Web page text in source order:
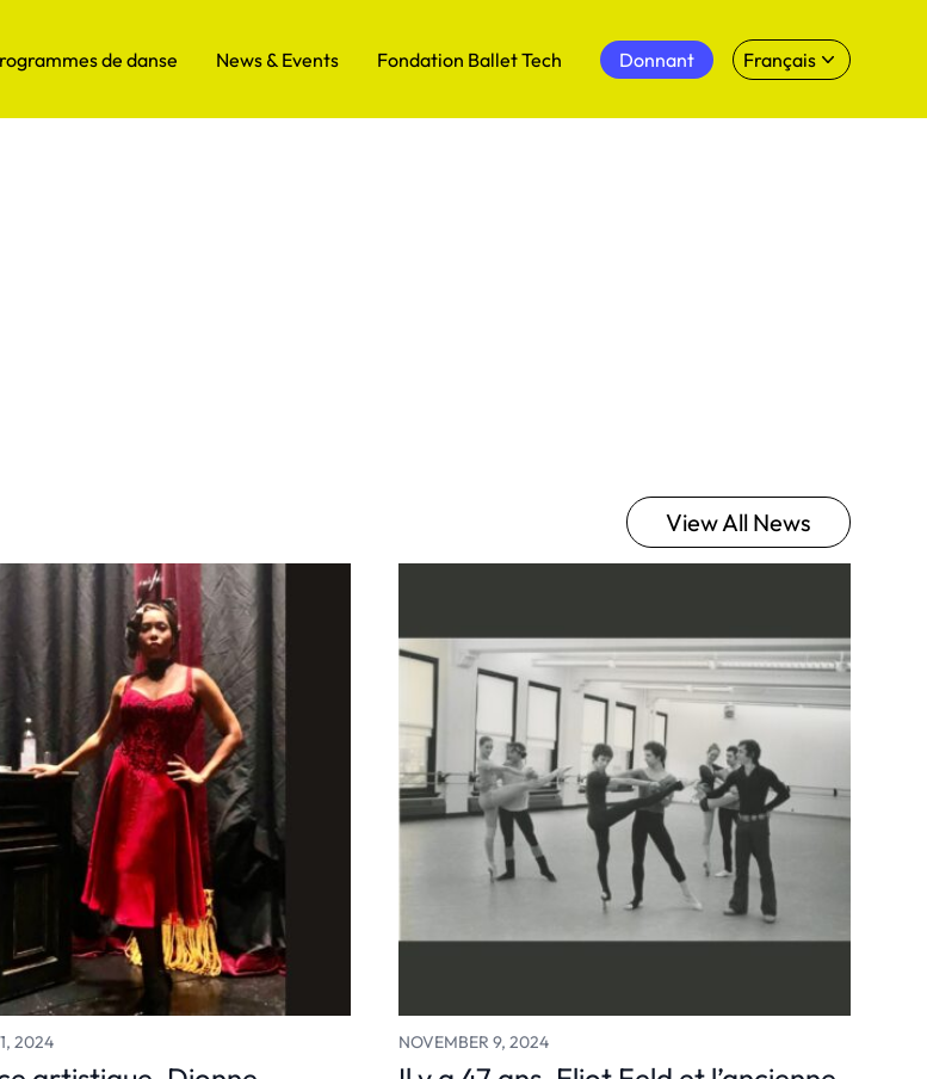
de danse News & Events Fondation Ballet Tech Donnant Français
View All News
2024 NOVEMBER 9, 2024